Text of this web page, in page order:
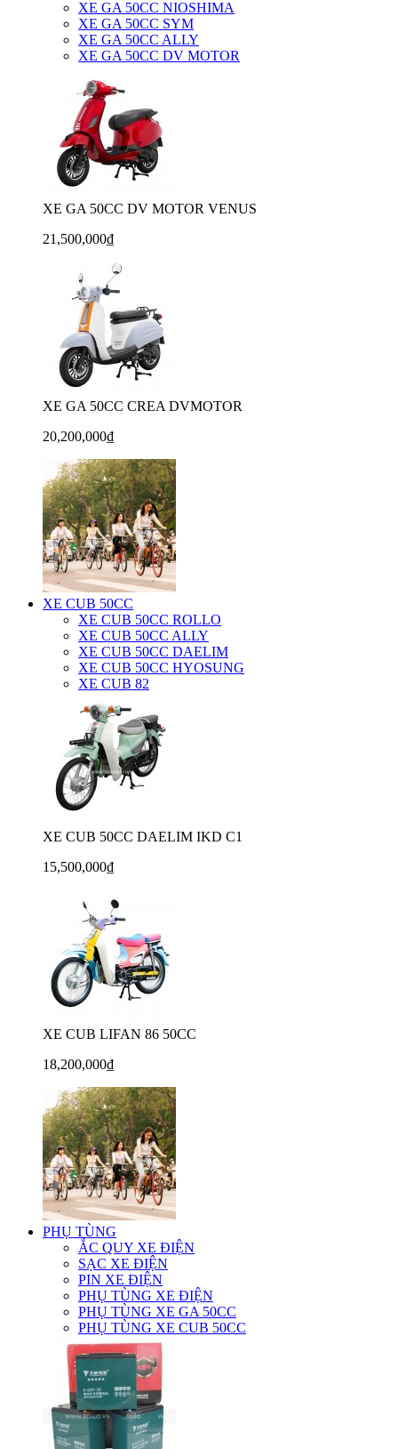
XE GA 50CC NIOSHIMA
XE GA 50CC SYM
XE GA 50CC ALLY
XE GA 50CC DV MOTOR
XE GA 50CC DV MOTOR VENUS
21,500,000₫
XE GA 50CC CREA DVMOTOR
20,200,000₫
XE CUB 50CC
XE CUB 50CC ROLLO
XE CUB 50CC ALLY
XE CUB 50CC DAELIM
XE CUB 50CC HYOSUNG
XE CUB 82
XE CUB 50CC DAELIM IKD C1
15,500,000₫
XE CUB LIFAN 86 50CC
18,200,000₫
PHỤ TÙNG
ẮC QUY XE ĐIỆN
SẠC XE ĐIỆN
PIN XE ĐIỆN
PHỤ TÙNG XE ĐIỆN
PHỤ TÙNG XE GA 50CC
PHỤ TÙNG XE CUB 50CC